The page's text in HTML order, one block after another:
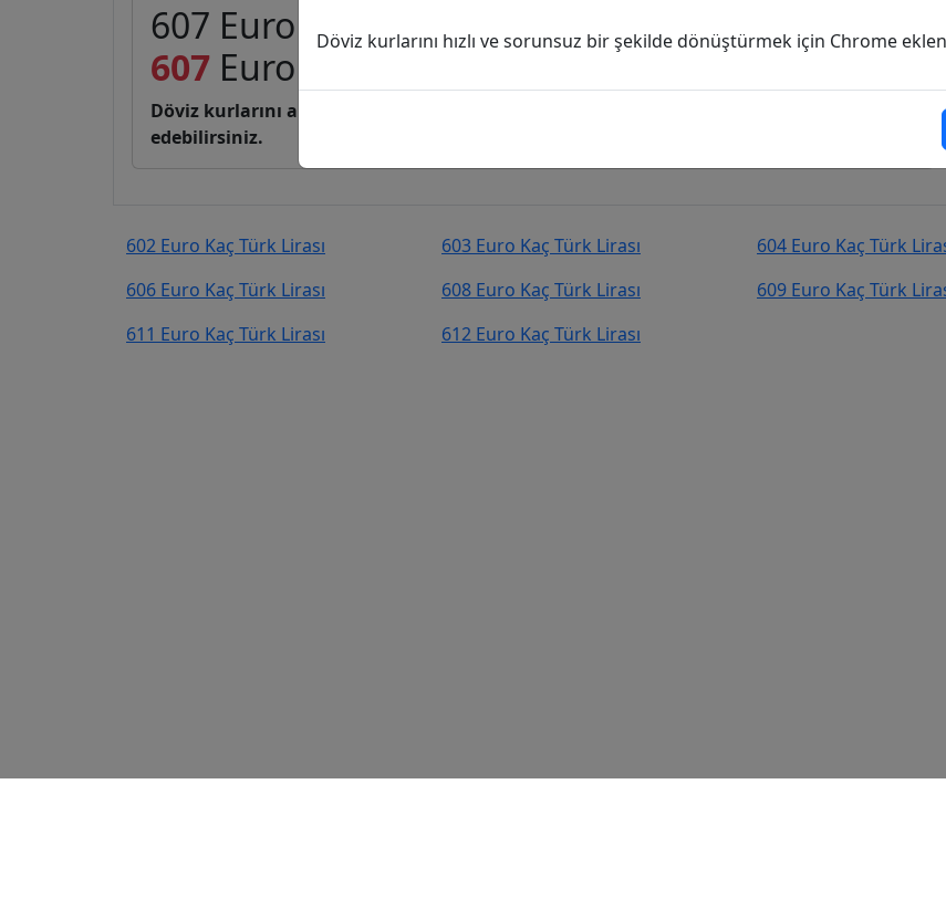
607 Euro (EUR) kaç Türk Lirası (TL)?
607 Euro Türk Lirası (TL)
Döviz kurlarını anlık, canlı, basit bir şekilde kurcevir.net adresinden takip
edebilirsiniz.
602 Euro Kaç Türk Lirası 603 Euro Kaç Türk Lirası 604 Euro Kaç Türk
606 Euro Kaç Türk Lirası
608 Euro Kaç Türk Lirası 609 Euro Kaç Türk
611 Euro Kaç Türk Lirası
612 Euro Kaç Türk Lirası
Döviz kurlarını hızlı ve sorunsuz bir şekilde dönüştürmek için Chrome